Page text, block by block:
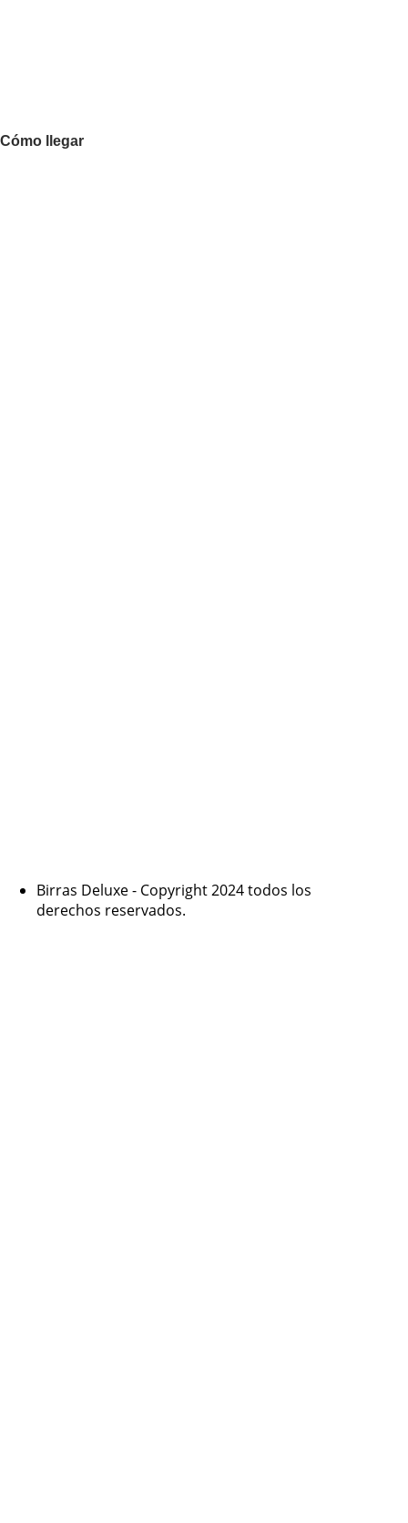
Cómo llegar
Birras Deluxe - Copyright 2024 todos los
derechos reservados.